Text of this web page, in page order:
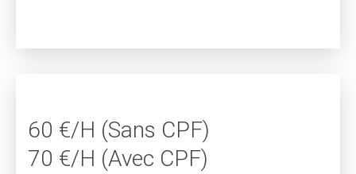
60 €/H (Sans CPF)
70 €/H (Avec CPF)